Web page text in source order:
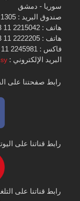
سوريا - دمشق
صندوق البريد : 1305
هاتف : 2215042 11 963+
هاتف : 2222205 11 963+
فاكس : 2245981 11 963+
البريد الإلكتروني :
رابط صفحتنا على
رابط قناتنا على
رابط قناتنا على